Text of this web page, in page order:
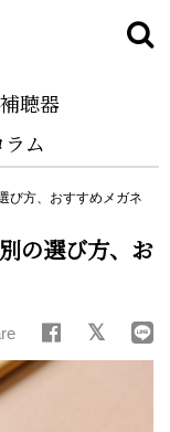
補聴器
ラム
び方、おすすめメガネ
の選び方、お